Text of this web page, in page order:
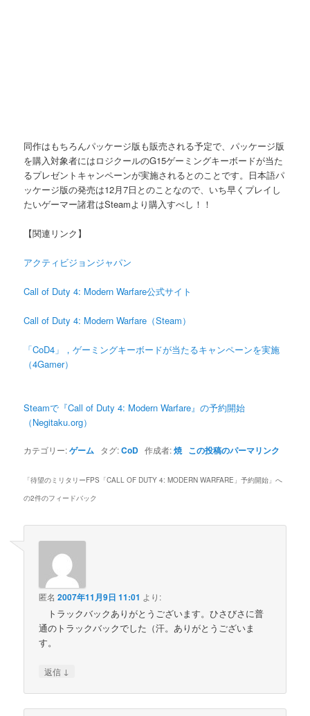
同作はもちろんパッケージ版も販売される予定で、パッケージ版
を購入対象者にはロジクールのG15ゲーミングキーボードが当た
るプレゼントキャンペーンが実施されるとのことです。日本語パ
ッケージ版の発売は12月7日とのことなので、いち早くプレイし
たいゲーマー諸君はSteamより購入すべし！！
【関連リンク】
アクティビジョンジャパン
Call of Duty 4: Modern Warfare公式サイト
Call of Duty 4: Modern Warfare（Steam）
「CoD4」，ゲーミングキーボードが当たるキャンペーンを実施
（4Gamer）
Steamで『Call of Duty 4: Modern Warfare』の予約開始
（Negitaku.org）
カテゴリー:ゲーム タグ:CoD 作成者:焼 この投稿のパーマリンク
「待望のミリタリーFPS「CALL OF DUTY 4: MODERN WARFARE」予約開始 」へ
の2件のフィードバック
匿名 2007年11月9日 11:01 より:
トラックバックありがとうございます。ひさびさに普
通のトラックバックでした（汗。ありがとうございま
す。
返信 ↓